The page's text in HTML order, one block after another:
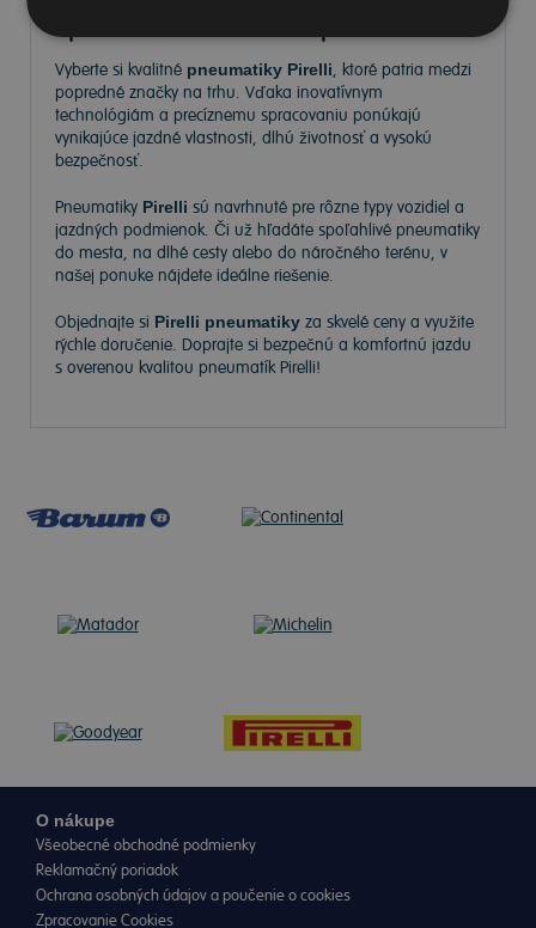
spoľahlivosť na každej ceste
Vyberte si kvalitné pneumatiky Pirelli, ktoré patria medzi
popredné značky na trhu. Vďaka inovatívnym
technológiám a precíznemu spracovaniu ponúkajú
vynikajúce jazdné vlastnosti, dlhú životnosť a vysokú
bezpečnosť.
Pneumatiky Pirelli sú navrhnuté pre rôzne typy vozidiel a
jazdných podmienok. Či už hľadáte spoľahlivé pneumatiky
do mesta, na dlhé cesty alebo do náročného terénu, v
našej ponuke nájdete ideálne riešenie.
Objednajte si Pirelli pneumatiky za skvelé ceny a využite
rýchle doručenie. Doprajte si bezpečnú a komfortnú jazdu
s overenou kvalitou pneumatík Pirelli!
O nákupe
Všeobecné obchodné podmienky
Reklamačný poriadok
Ochrana osobných údajov a poučenie o cookies
Zpracovanie Cookies